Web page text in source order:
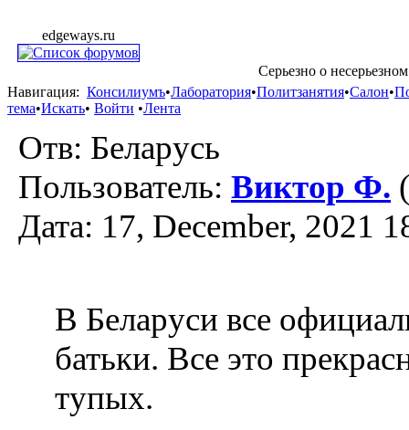
edgeways.ru
Серьезно о
Навигация: Консилиумъ•Лаборатория•Политзанятия•Салон•
тема•Искать• Войти •Лента
Отв: Беларусь
Пользователь: Виктор Ф.
Дата: 17, December, 2021
В Беларуси все
батьки. Все это
тупых.